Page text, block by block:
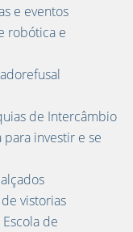
e eventos
robótica e
de Intercâmbio
investir e se
vistorias
de